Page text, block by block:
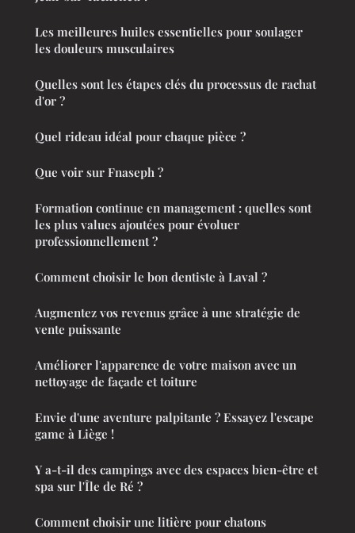
Les meilleures huiles essentielles pour soulager
les douleurs musculaires
Quelles sont les étapes clés du processus de rachat
d'or ?
Quel rideau idéal pour chaque pièce ?
Que voir sur Fnaseph ?
Formation continue en management : quelles sont
les plus values ajoutées pour évoluer
professionnellement ?
Comment choisir le bon dentiste à Laval ?
Augmentez vos revenus grâce à une stratégie de
vente puissante
Améliorer l'apparence de votre maison avec un
nettoyage de façade et toiture
Envie d'une aventure palpitante ? Essayez l'escape
game à Liège !
Y a-t-il des campings avec des espaces bien-être et
spa sur l'Île de Ré ?
Comment choisir une litière pour chatons